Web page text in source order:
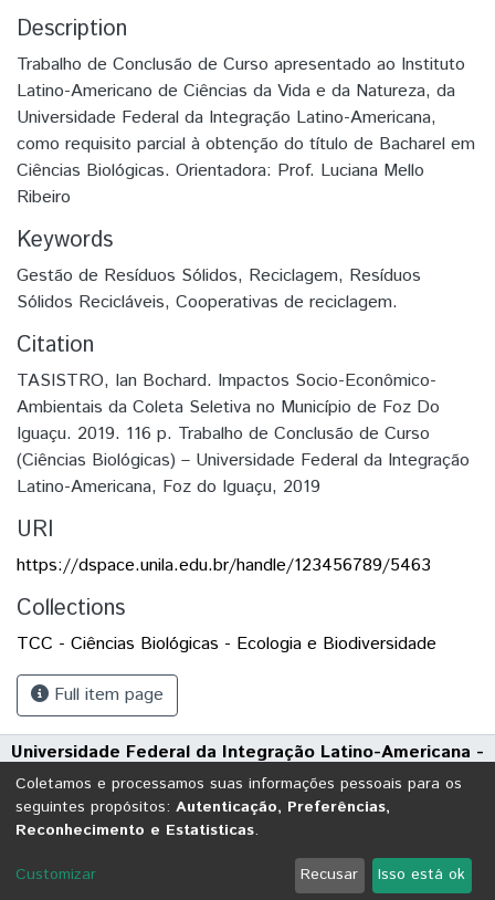
Description
Trabalho de Conclusão de Curso apresentado ao Instituto
Latino-Americano de Ciências da Vida e da Natureza, da
Universidade Federal da Integração Latino-Americana,
como requisito parcial à obtenção do título de Bacharel em
Ciências Biológicas. Orientadora: Prof. Luciana Mello
Ribeiro
Keywords
Gestão de Resíduos Sólidos, Reciclagem, Resíduos
Sólidos Recicláveis, Cooperativas de reciclagem.
Citation
TASISTRO, Ian Bochard. Impactos Socio-Econômico-
Ambientais da Coleta Seletiva no Município de Foz Do
Iguaçu. 2019. 116 p. Trabalho de Conclusão de Curso
(Ciências Biológicas) – Universidade Federal da Integração
Latino-Americana, Foz do Iguaçu, 2019
URI
https://dspace.unila.edu.br/handle/123456789/5463
Collections
TCC - Ciências Biológicas - Ecologia e Biodiversidade
Full item page
Universidade Federal da Integração Latino-Americana -
UNILA
Avenida Tarquínio Joslin dos Santos, 1000 - Polo Universitário
CEP: 85870-650 | Foz do Iguaçu - Paraná
DSpace software
copyright © 2002-2026LYRASIS
Send Feedback
Coletamos e processamos suas informações pessoais para os
seguintes propósitos: Autenticação, Preferências,
Reconhecimento e Estatísticas.
Customizar Recusar Isso está ok